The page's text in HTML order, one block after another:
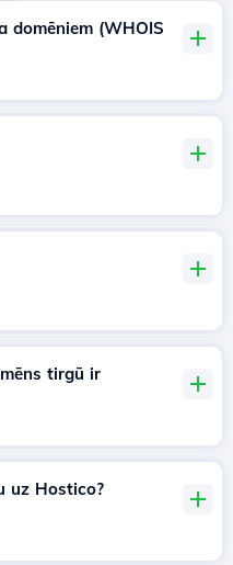
domēniem (WHOIS
tirgū ir
uz Hostico?